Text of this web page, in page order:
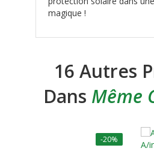
magique !
16 Autres
Dans Même
-20%